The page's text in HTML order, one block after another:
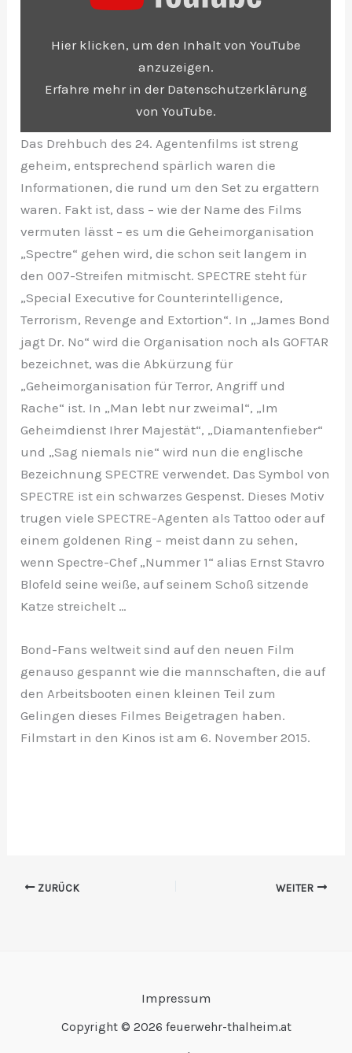
SPECTRE.“ von YouTube anzeigen
Hier klicken, um den Inhalt von YouTube
anzuzeigen.
Erfahre mehr in der Datenschutzerklärung
von YouTube.
Inhalt von YouTube immer anzeigen
„Here’s the first behind the scenes footage of
SPECTRE.“ direkt öffnen
Das Drehbuch des 24. Agentenfilms ist streng
geheim, entsprechend spärlich waren die
Informationen, die rund um den Set zu ergattern
waren. Fakt ist, dass – wie der Name des Films
vermuten lässt – es um die Geheimorganisation
„Spectre“ gehen wird, die schon seit langem in
den 007-Streifen mitmischt. SPECTRE steht für
„Special Executive for Counterintelligence,
Terrorism, Revenge and Extortion“. In „James Bond
jagt Dr. No“ wird die Organisation noch als GOFTAR
bezeichnet, was die Abkürzung für
„Geheimorganisation für Terror, Angriff und
Rache“ ist. In „Man lebt nur zweimal“, „Im
Geheimdienst Ihrer Majestät“, „Diamantenfieber“
und „Sag niemals nie“ wird nun die englische
Bezeichnung SPECTRE verwendet. Das Symbol von
SPECTRE ist ein schwarzes Gespenst. Dieses Motiv
trugen viele SPECTRE-Agenten als Tattoo oder auf
einem goldenen Ring – meist dann zu sehen,
wenn Spectre-Chef „Nummer 1“ alias Ernst Stavro
Blofeld seine weiße, auf seinem Schoß sitzende
Katze streichelt …
Bond-Fans weltweit sind auf den neuen Film
genauso gespannt wie die mannschaften, die auf
den Arbeitsbooten einen kleinen Teil zum
Gelingen dieses Filmes Beigetragen haben.
Filmstart in den Kinos ist am 6. November 2015.
ZURÜCK WEITER
Impressum
Copyright © 2026 feuerwehr-thalheim.at